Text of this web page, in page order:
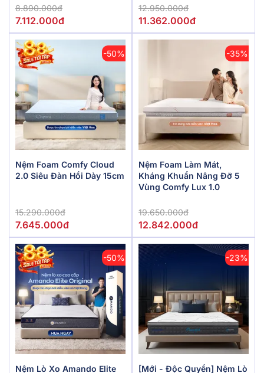
8.890.000đ
7.112.000đ
12.950.000đ
11.362.000đ
-50%
Nệm Foam Comfy Cloud
2.0 Siêu Đàn Hồi Dày 15cm
15.290.000đ
7.645.000đ
-35%
Nệm Foam Làm Mát,
Kháng Khuẩn Nâng Đỡ 5
Vùng Comfy Lux 1.0
19.650.000đ
12.842.000đ
-50%
Nệm Lò Xo Amando Elite
-23%
[Mới - Độc Quyền] Nệm Lò